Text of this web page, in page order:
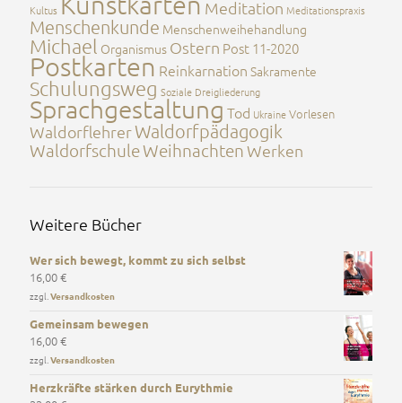
Kultus Meditation Meditationspraxis
Menschenkunde Menschenweihehandlung
Michael Organismus Ostern Post 11-2020
Postkarten Reinkarnation Sakramente
Schulungsweg Soziale Dreigliederung
Sprachgestaltung Tod UkraineVorlesen
WaldorflehrerWaldorfpädagogik
WaldorfschuleWeihnachtenWerken
Weitere Bücher
Wer sich bewegt, kommt zu sich selbst
16,00€
zzgl. Versandkosten
Gemeinsam bewegen
16,00€
zzgl.Versandkosten
Herzkräfte stärken durch Eurythmie